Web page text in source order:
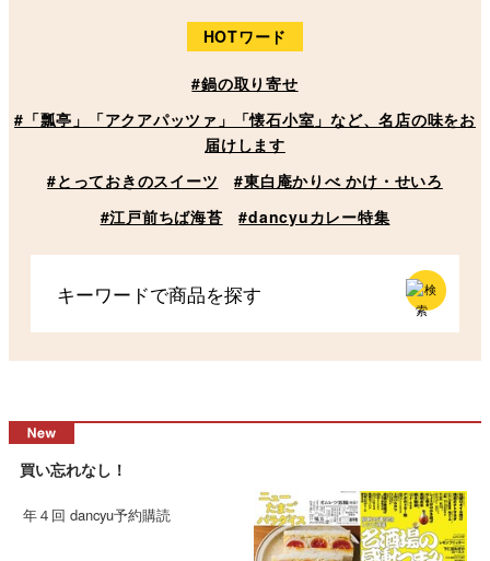
HOTワード
#鍋の取り寄せ
#「瓢亭」「アクアパッツァ」「懐石小室」など、名店の味をお
届けします
#とっておきのスイーツ
#東白庵かりべ かけ・せいろ
#江戸前ちば海苔
#dancyuカレー特集
買い忘れなし！
年４回 dancyu予約購読